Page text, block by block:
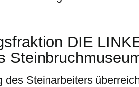
DIE
des Steinarbeiters